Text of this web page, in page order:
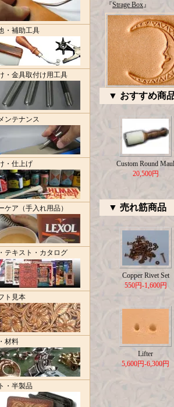
・補助工具
・金具取付け用工具
ンテナンス
・仕上げ
ケア（手入れ用品）
テキスト・カタログ
ト見本
材料
・半製品
『Strage Box』
▼ おすすめ商
Custom Round Maul
20,500円
▼ 売れ筋商品
Copper Rivet Set
550円-1,600円
Lifter
5,600円-6,300円